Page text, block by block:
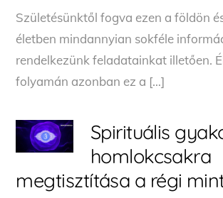
Születésünktől fogva ezen a földön
életben mindannyian sokféle
rendelkezünk feladatainkat illetően.
folyamán azonban ez a […]
Spirituális
homlokcsakra
megtisztítása a régi